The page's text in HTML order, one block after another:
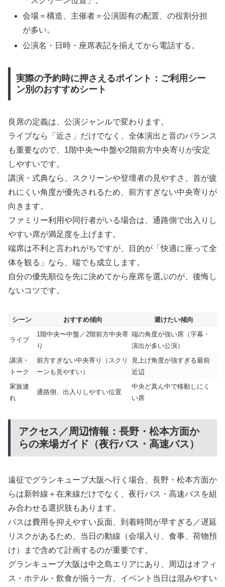
会場＝構造、主催者＝公演固有の配置、の役割分担
が多い。
公演名・日時・座席表記を揃えてから電話する。
実際の予約時に押さえるポイント：ご利用シー
ン別のおすすめシート
良席の定義は、公演ジャンルで変わります。
ライブなら「近さ」だけでなく、全体演出と音のバランス
も重要なので、1階中央〜中盤や2階前方中央寄りが安定
しやすいです。
講演・式典なら、スクリーンや登壇者の見やすさ、首が疲
れにくい角度が優先されるため、前方すぎない中央寄りが
向きます。
ファミリー利用や同行者がいる場合は、通路側で出入りし
やすい席が満足度を上げます。
端席は不利と言われがちですが、目的が「快適に座って全
体を観る」なら、端でも成立します。
自分の優先順位を先に決めてから座席を選ぶのが、後悔し
ないコツです。
シーン おすすめ傾向 避けたい傾向
ライブ
1階中央〜中盤／2階前方中央寄
り
端の角度が強い席（字幕・
演出が多い公演）
講演・
トーク
前方すぎない中央寄り（スクリ
ーンも見やすい）
見上げ角度が強すぎる最前
近辺
家族連
れ
通路側、出入りしやすい位置
中央ど真ん中で移動しにく
い席
アクセス／周辺情報：長野・松本方面か
らの来場ガイド（夜行バス・高速バス）
遠征でグランキューブ大阪へ行く場合、長野・松本方面か
らは新幹線＋在来線だけでなく、夜行バス・高速バスを組
み合わせる選択肢もあります。
バスは費用を抑えやすい反面、到着時間が早すぎる／遅延
リスクがあるため、当日の動線（会場入り、食事、荷物預
け）まで含めて計画するのが重要です。
グランキューブ大阪は中之島エリアにあり、周辺はオフィ
ス・ホテル・飲食が揃う一方、イベント当日は混みやすい